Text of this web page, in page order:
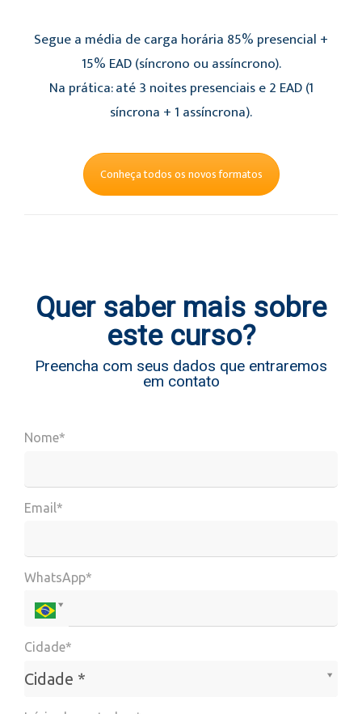
Segue a média de carga horária 85% presencial +
15% EAD (síncrono ou assíncrono).
Na prática: até 3 noites presenciais e 2 EAD (1
síncrona + 1 assíncrona).
Conheça todos os novos formatos
Quer saber mais sobre
este curso?
Preencha com seus dados que entraremos
em contato
Nome*
Email*
WhatsApp*
Cidade*
Cidade *
Cidade*